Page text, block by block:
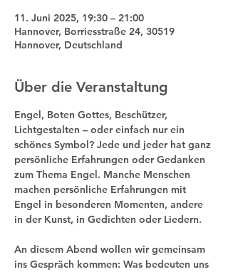
11. Juni 2025, 19:30 – 21:00
Hannover, Borriesstraße 24, 30519
Hannover, Deutschland
Über die Veranstaltung
Engel, Boten Gottes, Beschützer,
Lichtgestalten – oder einfach nur ein
schönes Symbol? Jede und jeder hat ganz
persönliche Erfahrungen oder Gedanken
zum Thema Engel. Manche Menschen
machen persönliche Erfahrungen mit
Engel in besonderen Momenten, andere
in der Kunst, in Gedichten oder Liedern.
An diesem Abend wollen wir gemeinsam
ins Gespräch kommen: Was bedeuten uns